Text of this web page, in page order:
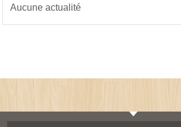
Aucune actualité